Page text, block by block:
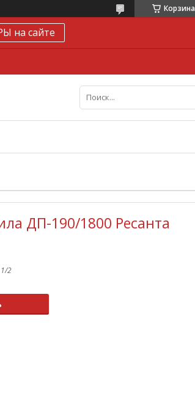
Корзина
на сайте
ДП-190/1800 Ресанта
2